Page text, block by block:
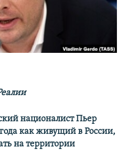
националист Пьер
как живущий в России,
на территории